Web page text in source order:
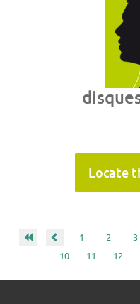
Locate
1 2 3
10
11 12